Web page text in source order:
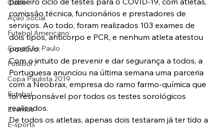
Clube
Ação Social
Futebol Americano
Copa São Paulo
Futebol 7
Copa Paulista 2019
Futebol
Eventos
E-sports
comissão técnica, funcionários e prestadores de
serviços. Ao todo, foram realizados 103 exames de
dois tipos, anticorpo e PCR, e nenhum atleta atestou
positivo.
Com o intuito de prevenir e dar segurança a todos, a
Portuguesa anunciou na última semana uma parceria
com a Neobrax, empresa do ramo farmo-química que
foi responsável por todos os testes sorológicos
realizados.
De todos os atletas, apenas dois testaram já ter tido a